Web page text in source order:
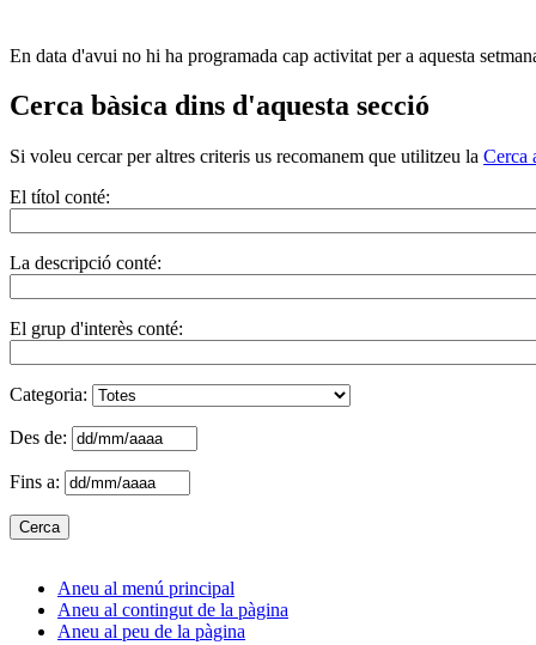
En data d'avui no hi ha programada cap activitat per a aquesta
Cerca bàsica dins d'aquesta secció
Si voleu cercar per altres criteris us recomanem que utilitzeu la Cerca
El títol conté:
La descripció conté:
El grup d'interès conté:
Categoria:
Des de:
Fins a:
Aneu al menú principal
Aneu al contingut de la pàgina
Aneu al peu de la pàgina